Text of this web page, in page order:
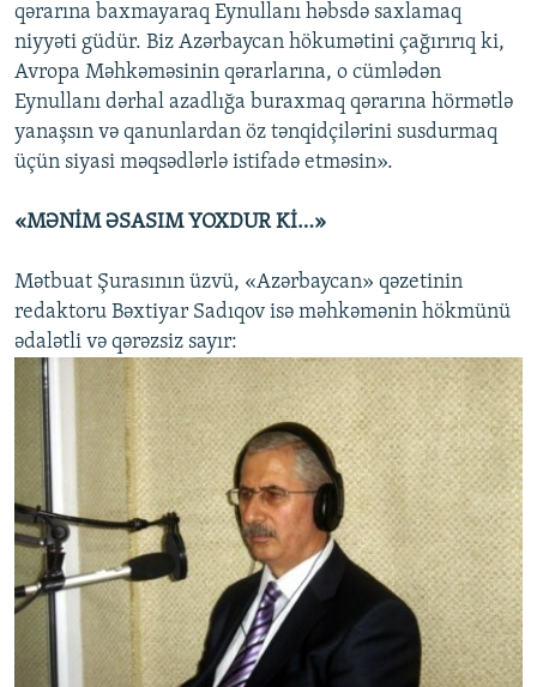
qərarına baxmayaraq Eynullanı həbsdə saxlamaq
niyyəti güdür. Biz Azərbaycan hökumətini çağırırıq ki,
Avropa Məhkəməsinin qərarlarına, o cümlədən
Eynullanı dərhal azadlığa buraxmaq qərarına hörmətlə
yanaşsın və qanunlardan öz tənqidçilərini susdurmaq
üçün siyasi məqsədlərlə istifadə etməsin».
«MƏNİM ƏSASIM YOXDUR Kİ…»
Mətbuat Şurasının üzvü, «Azərbaycan» qəzetinin
redaktoru Bəxtiyar Sadıqov isə məhkəmənin hökmünü
ədalətli və qərəzsiz sayır: